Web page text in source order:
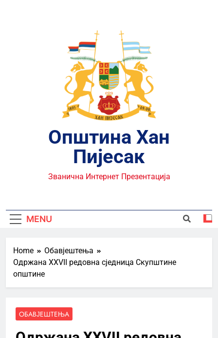
Општина Хан
Пијесак
Званична Интернет Презентација
MENU
Home
Обавјештења
Одржана XXVII редовна сједница Скупштине
општине
ОБАВЈЕШТЕЊА